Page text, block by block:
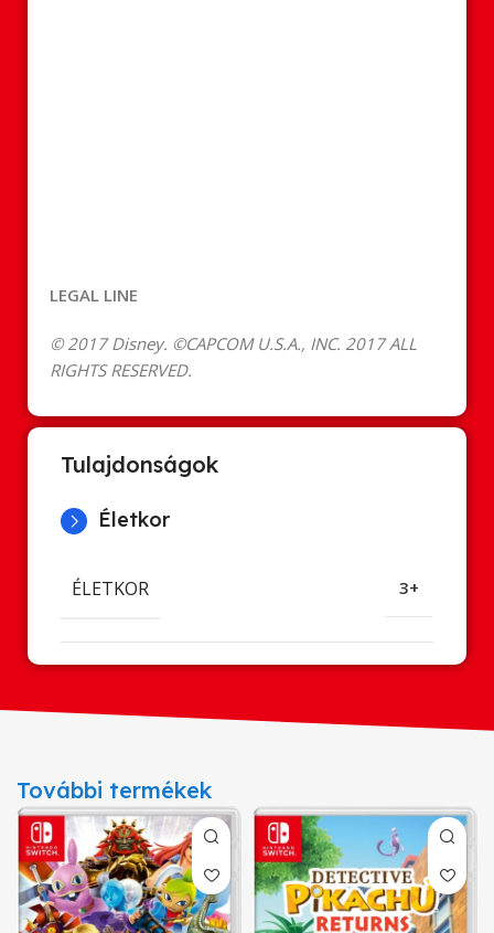
LEGAL LINE
© 2017 Disney. ©CAPCOM U.S.A., INC. 2017 ALL
RIGHTS RESERVED.
Tulajdonságok
Életkor
ÉLETKOR 3+
További termékek